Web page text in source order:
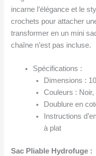
incarne l’élégance et le
crochets pour attacher
transformer en un mini
chaîne n’est pas incluse.
Spécifications :
Dimensions :
Couleurs :
Doublure en
Instructions
à plat
Sac Pliable Hydrofuge :